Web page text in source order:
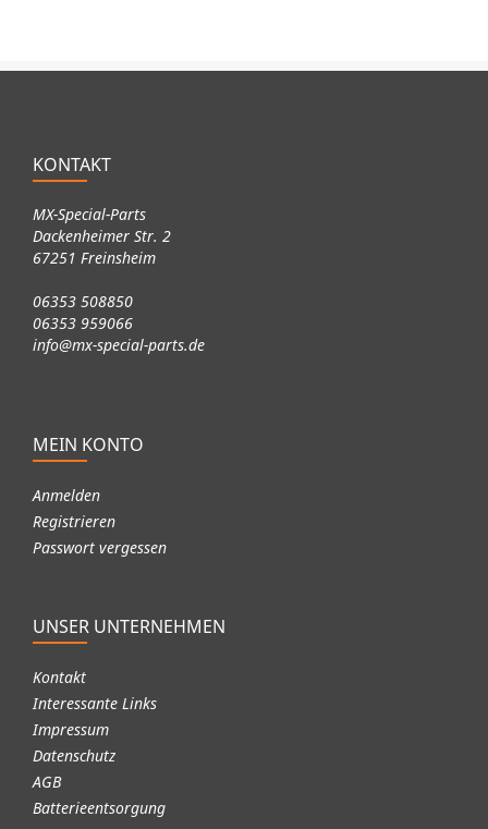
KONTAKT
MX-Special-Parts
Dackenheimer Str. 2
67251 Freinsheim
06353 508850
06353 959066
info@mx-special-parts.de
MEIN KONTO
Anmelden
Registrieren
Passwort vergessen
UNSER UNTERNEHMEN
Kontakt
Interessante Links
Impressum
Datenschutz
AGB
Batterieentsorgung